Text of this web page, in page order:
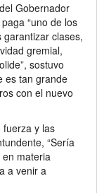
Gobernador
“uno de los
garantizar clases,
gremial,
sostuvo
es tan grande
con el nuevo
fuerza y las
“Sería
materia
a venir a